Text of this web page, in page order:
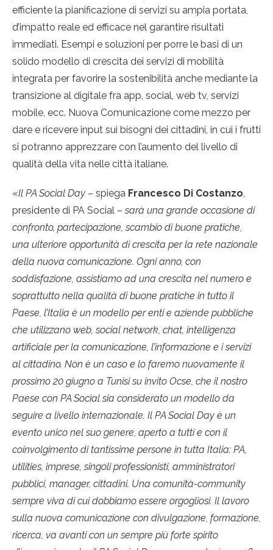
efficiente la pianificazione di servizi su ampia portata,
d’impatto reale ed efficace nel garantire risultati
immediati. Esempi e soluzioni per porre le basi di un
solido modello di crescita dei servizi di mobilità
integrata per favorire la sostenibilità anche mediante la
transizione al digitale fra app, social, web tv, servizi
mobile, ecc. Nuova Comunicazione come mezzo per
dare e ricevere input sui bisogni dei cittadini, in cui i frutti
si potranno apprezzare con l’aumento del livello di
qualità della vita nelle città italiane.
«Il PA Social Day – spiega Francesco Di Costanzo,
presidente di PA Social – sarà una grande occasione di
confronto, partecipazione, scambio di buone pratiche,
una ulteriore opportunità di crescita per la rete nazionale
della nuova comunicazione. Ogni anno, con
soddisfazione, assistiamo ad una crescita nel numero e
soprattutto nella qualità di buone pratiche in tutto il
Paese, l’Italia è un modello per enti e aziende pubbliche
che utilizzano web, social network, chat, intelligenza
artificiale per la comunicazione, l’informazione e i servizi
al cittadino. Non è un caso e lo faremo nuovamente il
prossimo 20 giugno a Tunisi su invito Ocse, che il nostro
Paese con PA Social sia considerato un modello da
seguire a livello internazionale. Il PA Social Day è un
evento unico nel suo genere, aperto a tutti e con il
coinvolgimento di tantissime persone in tutta Italia: PA,
utilities, imprese, singoli professionisti, amministratori
pubblici, manager, cittadini. Una comunità-community
sempre viva di cui dobbiamo essere orgogliosi. Il lavoro
sulla nuova comunicazione con divulgazione, formazione,
ricerca, va avanti con un sempre più forte spirito